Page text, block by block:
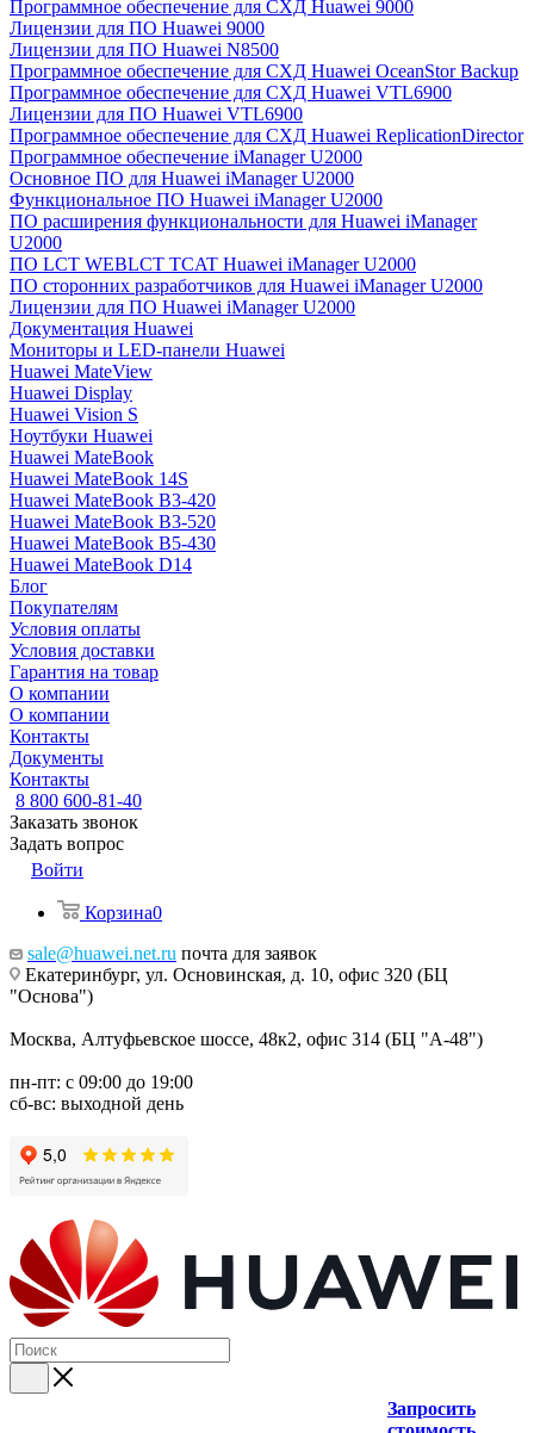
Программное обеспечение для СХД Huawei 9000
Лицензии для ПО Huawei 9000
Лицензии для ПО Huawei N8500
Программное обеспечение для СХД Huawei OceanStor Backup
Программное обеспечение для СХД Huawei VTL6900
Лицензии для ПО Huawei VTL6900
Программное обеспечение для СХД Huawei ReplicationDirector
Программное обеспечение iManager U2000
Основное ПО для Huawei iManager U2000
Функциональное ПО Huawei iManager U2000
ПО расширения функциональности для Huawei iManager
U2000
ПО LCT WEBLCT TCAT Huawei iManager U2000
ПО сторонних разработчиков для Huawei iManager U2000
Лицензии для ПО Huawei iManager U2000
Документация Huawei
Мониторы и LED-панели Huawei
Huawei MateView
Huawei Display
Huawei Vision S
Ноутбуки Huawei
Huawei MateBook
Huawei MateBook 14S
Huawei MateBook B3-420
Huawei MateBook B3-520
Huawei MateBook B5-430
Huawei MateBook D14
Блог
Покупателям
Условия оплаты
Условия доставки
Гарантия на товар
О компании
О компании
Контакты
Документы
Контакты
8 800 600-81-40
Заказать звонок
Задать вопрос
Войти
Корзина0
sale@huawei.net.ru почта для заявок
Екатеринбург, ул. Основинская, д. 10, офис 320 (БЦ
"Основа")
Москва, Алтуфьевское шоссе, 48к2, офис 314 (БЦ "А-48")
пн-пт: с 09:00 до 19:00
сб-вс: выходной день
Запросить